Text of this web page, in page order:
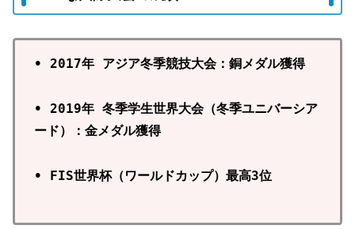
• 2017年 アジア冬季競技大会：銅メダル獲得
• 2019年 冬季学生世界大会（冬季ユニバーシア
ード）：金メダル獲得
• FIS世界杯（ワールドカップ）最高3位